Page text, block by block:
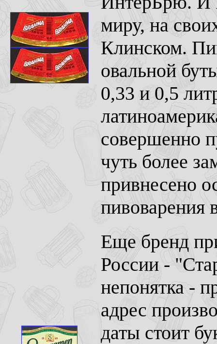
миру, на
Клинском.
овальной
0,33 и 0,5
совершенно
чуть более
привнесено
пивоварения
Еще бренд
России -
непонятка -
адрес
даты стоит